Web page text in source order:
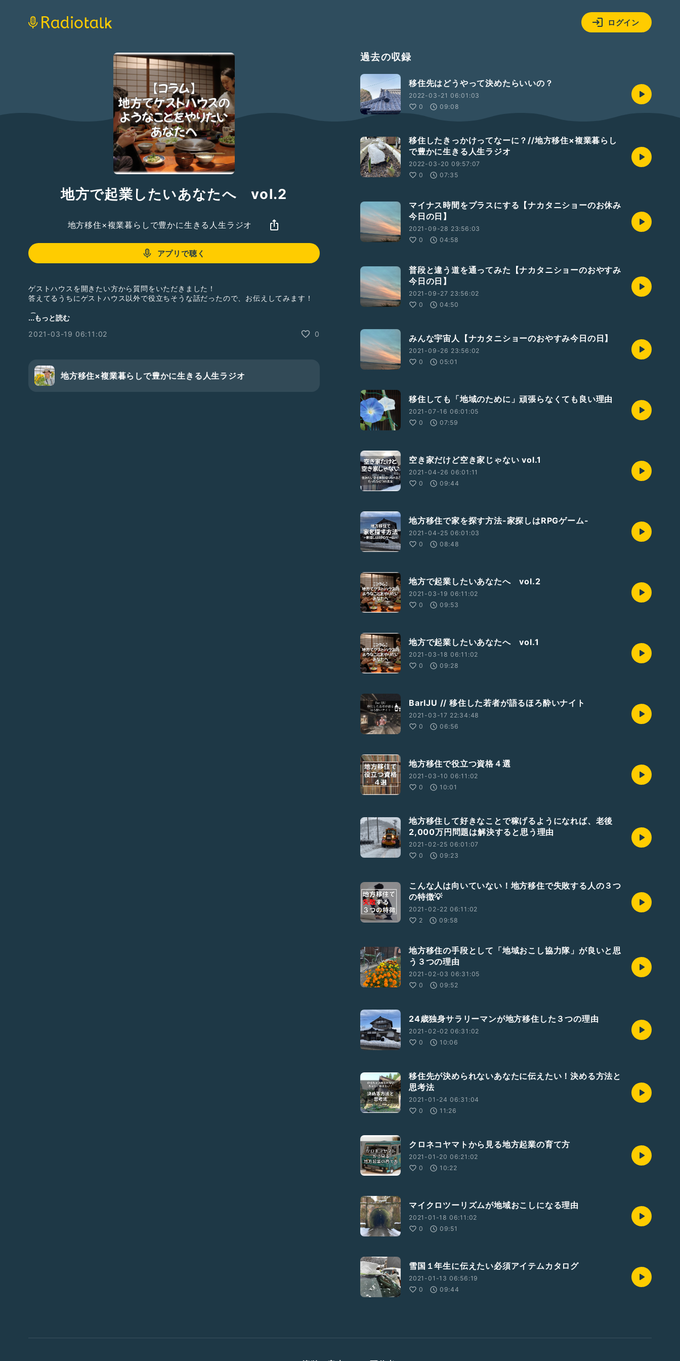
ログイン
地方で起業したいあなたへ vol.2
地方移住×複業暮らしで豊かに生きる人生ラジオ
アプリで聴く
ゲストハウスを開きたい方から質問をいただきました！
答えてるうちにゲストハウス以外で役立ちそうな話だったので、お伝えしてみます！
③やることを決めてから開業まで、何にどれぐらいの期間を要したか
④いつまでやる予定か
（ゲストハウス、勉強、リレーション、etc.）
【チャンネル案内 】
...もっと読む
2021-03-19 06:11:02
0
地方移住×複業暮らしで豊かに生きる人生ラジオ
過去の収録
移住先はどうやって決めたらいいの？
2022-03-21 06:01:03
0
09:08
移住したきっかけってなーに？//地方移住×複業暮らし
で豊かに生きる人生ラジオ
2022-03-20 09:57:07
0
07:35
マイナス時間をプラスにする【ナカタニショーのお休み
今日の日】
2021-09-28 23:56:03
0
04:58
普段と違う道を通ってみた【ナカタニショーのおやすみ
今日の日】
2021-09-27 23:56:02
0
04:50
みんな宇宙人【ナカタニショーのおやすみ今日の日】
2021-09-26 23:56:02
0
05:01
移住しても「地域のために」頑張らなくても良い理由
2021-07-16 06:01:05
0
07:59
空き家だけど空き家じゃない vol.1
2021-04-26 06:01:11
0
09:44
地方移住で家を探す方法-家探しはRPGゲーム-
2021-04-25 06:01:03
0
08:48
地方で起業したいあなたへ vol.2
2021-03-19 06:11:02
0
09:53
地方で起業したいあなたへ vol.1
2021-03-18 06:11:02
0
09:28
BarIJU // 移住した若者が語るほろ酔いナイト
2021-03-17 22:34:48
0
06:56
地方移住で役立つ資格４選
2021-03-10 06:11:02
0
10:01
地方移住して好きなことで稼げるようになれば、老後
2,000万円問題は解決すると思う理由
2021-02-25 06:01:07
0
09:23
こんな人は向いていない！地方移住で失敗する人の３つ
の特徴💡
2021-02-22 06:11:02
2
09:58
地方移住の手段として「地域おこし協力隊」が良いと思
う３つの理由
2021-02-03 06:31:05
0
09:52
24歳独身サラリーマンが地方移住した３つの理由
2021-02-02 06:31:02
0
10:06
移住先が決められないあなたに伝えたい！決める方法と
思考法
2021-01-24 06:31:04
0
11:26
クロネコヤマトから見る地方起業の育て方
2021-01-20 06:21:02
0
10:22
マイクロツーリズムが地域おこしになる理由
2021-01-18 06:11:02
0
09:51
雪国１年生に伝えたい必須アイテムカタログ
2021-01-13 06:56:19
0
09:44